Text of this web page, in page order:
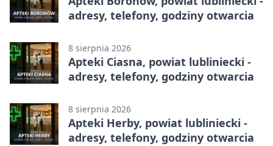
adresy, telefony, godziny otwarcia
8 sierpnia 2026
Apteki Ciasna, powiat lubliniecki -
adresy, telefony, godziny otwarcia
8 sierpnia 2026
Apteki Herby, powiat lubliniecki -
adresy, telefony, godziny otwarcia